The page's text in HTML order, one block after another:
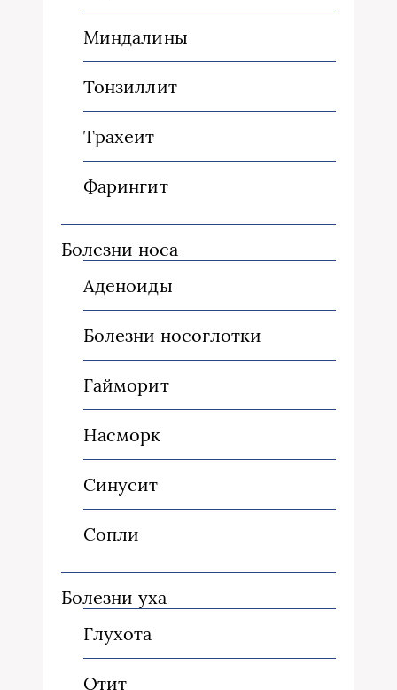
Миндалины
Тонзиллит
Трахеит
Фарингит
Болезни носа
Аденоиды
Болезни носоглотки
Гайморит
Насморк
Синусит
Сопли
Болезни уха
Глухота
Отит